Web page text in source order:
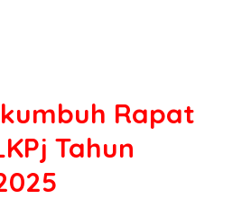
Rapat
Tahun